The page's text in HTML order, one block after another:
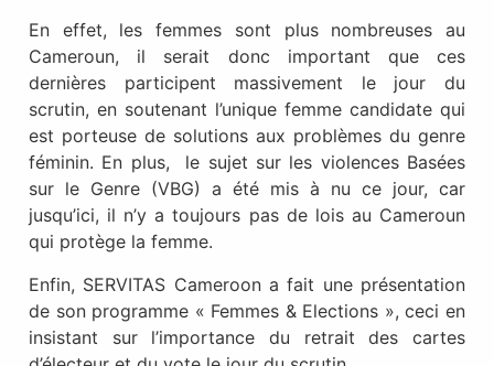
En effet, les femmes sont plus nombreuses au
Cameroun, il serait donc important que ces
dernières participent massivement le jour du
scrutin, en soutenant l’unique femme candidate qui
est porteuse de solutions aux problèmes du genre
féminin. En plus, le sujet sur les violences Basées
sur le Genre (VBG) a été mis à nu ce jour, car
jusqu’ici, il n’y a toujours pas de lois au Cameroun
qui protège la femme.
Enfin, SERVITAS Cameroon a fait une présentation
de son programme « Femmes & Elections », ceci en
insistant sur l’importance du retrait des cartes